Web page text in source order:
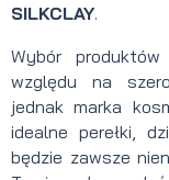
SILKCLAY.
Wybór produktów
względu na
jednak marka
idealne perełki,
będzie zawsze